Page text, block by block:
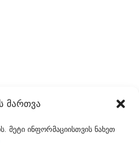
მართვა
მეტი ინფორმაციისთვის ნახეთ